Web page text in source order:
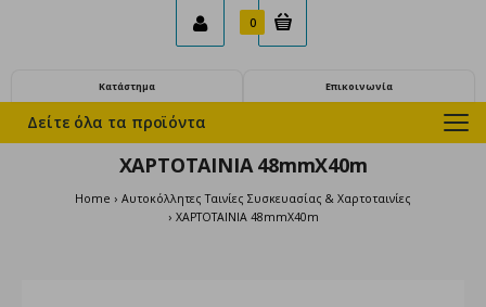
0
Κατάστημα Επικοινωνία
Δείτε όλα τα προϊόντα
ΧΑΡΤΟΤΑΙΝΙΑ 48mmX40m
Home
Αυτοκόλλητες Ταινίες Συσκευασίας & Χαρτοταινίες
ΧΑΡΤΟΤΑΙΝΙΑ 48mmX40m